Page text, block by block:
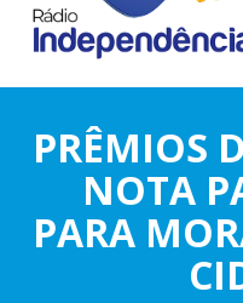
PRÊMIOS
NOTA
PARA